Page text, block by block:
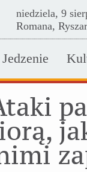
niedziela, 9
Romana,
Jedzenie